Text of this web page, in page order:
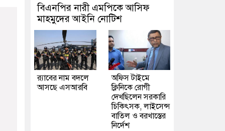
বিএনপির নারী এমপিকে আসিফ
মাহমুদের আইনি নোটিশ
র‍্যাবের নাম বদলে
আসছে এসআরবি
অফিস টাইমে
ক্লিনিকে রোগী
দেখছিলেন সরকারি
চিকিৎসক, লাইসেন্স
বাতিল ও বরখাস্তের
নির্দেশ